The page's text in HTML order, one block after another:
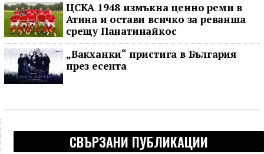
ЦСКА 1948 измъкна ценно реми в
Атина и остави всичко за реванша
срещу Панатинайкос
„Вакханки“ пристига в България
през есента
СВЪРЗАНИ ПУБЛИКАЦИИ